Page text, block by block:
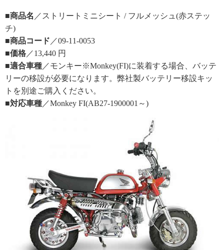
■商品名 ／ストリートミニシート / フルメッシュ(赤ステッ
チ)
■商品コード ／09-11-0053
■価格 ／13,440 円
■適合車種 ／モンキー※Monkey(FI)に装着する場合、バッテ
リーの移設が必要になります。弊社製バッテリー移設キッ
トを別途ご購入ください。
■対応車種 ／Monkey FI(AB27-1900001～)